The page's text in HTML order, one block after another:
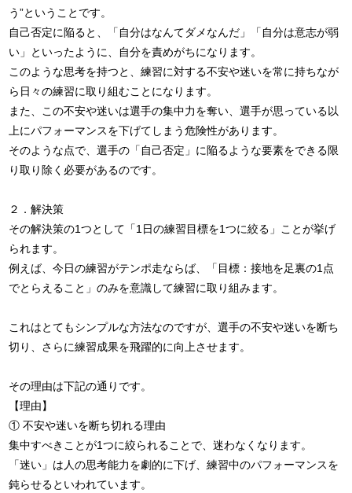
う”ということです。
自己否定に陥ると、「自分はなんてダメなんだ」「自分は意志が弱
い」といったように、自分を責めがちになります。
このような思考を持つと、練習に対する不安や迷いを常に持ちなが
ら日々の練習に取り組むことになります。
また、この不安や迷いは選手の集中力を奪い、選手が思っている以
上にパフォーマンスを下げてしまう危険性があります。
そのような点で、選手の「自己否定」に陥るような要素をできる限
り取り除く必要があるのです。
２．解決策
その解決策の1つとして「1日の練習目標を1つに絞る」ことが挙げ
られます。
例えば、今日の練習がテンポ走ならば、「目標：接地を足裏の1点
でとらえること」のみを意識して練習に取り組みます。
これはとてもシンプルな方法なのですが、選手の不安や迷いを断ち
切り、さらに練習成果を飛躍的に向上させます。
その理由は下記の通りです。
【理由】
① 不安や迷いを断ち切れる理由
集中すべきことが1つに絞られることで、迷わなくなります。
「迷い」は人の思考能力を劇的に下げ、練習中のパフォーマンスを
鈍らせるといわれています。